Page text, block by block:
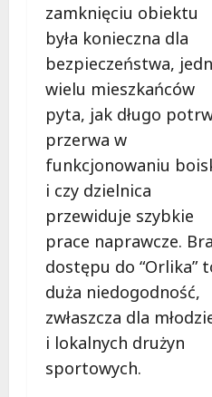
zamknięciu obiektu
była konieczna dla
bezpieczeństwa,
wielu mieszkańców
pyta, jak długo
przerwa w
funkcjonowaniu
i czy dzielnica
przewiduje szybkie
prace naprawcze.
dostępu do “Orlika”
duża niedogodność,
zwłaszcza dla
i lokalnych drużyn
sportowych.